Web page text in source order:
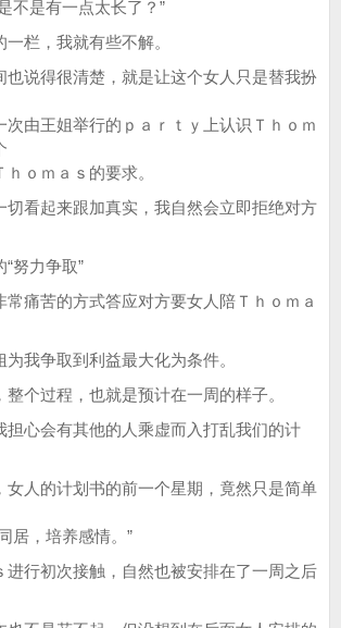
不是有一点太长了？”
栏，我就有些不解。
也说得很清楚，就是让这个女人只是替我扮
次由王姐举行的ｐａｒｔｙ上认识Ｔｈｏｍ
ｏｍａｓ的要求。
切看起来跟加真实，我自然会立即拒绝对方
努力争取”
常痛苦的方式答应对方要女人陪Ｔｈｏｍａ
我争取到利益最大化为条件。
个过程，也就是预计在一周的样子。
担心会有其他的人乘虚而入打乱我们的计
女人的计划书的前一个星期，竟然只是简单
居，培养感情。”
进行初次接触，自然也被安排在了一周之后